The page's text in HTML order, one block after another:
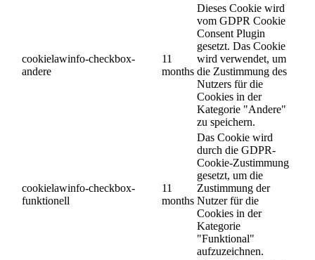
cookielawinfo-checkbox-
andere
11
months
Dieses Cookie wird
vom GDPR Cookie
Consent Plugin
gesetzt. Das Cookie
wird verwendet, um
die Zustimmung des
Nutzers für die
Cookies in der
Kategorie "Andere"
zu speichern.
cookielawinfo-checkbox-
funktionell
11
months
Das Cookie wird
durch die GDPR-
Cookie-Zustimmung
gesetzt, um die
Zustimmung der
Nutzer für die
Cookies in der
Kategorie
"Funktional"
aufzuzeichnen.